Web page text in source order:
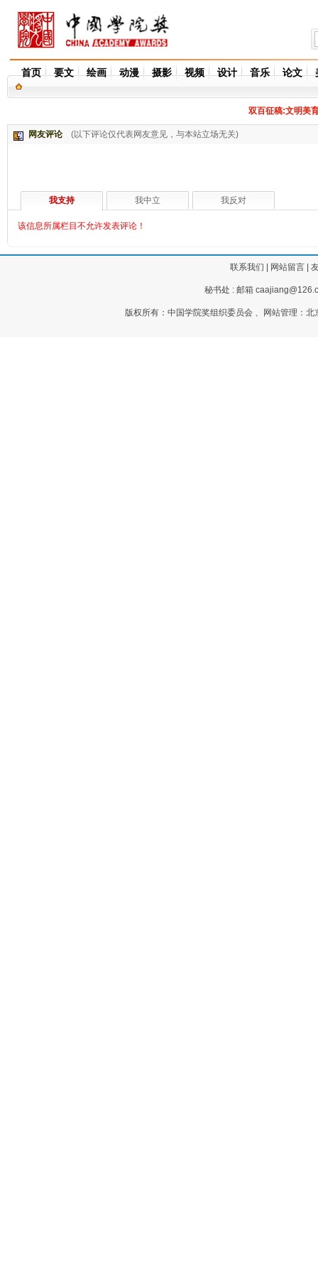
首页 要文 绘画 动漫 摄影 视频 设计 音乐 论文
双百征稿:文明美
网友评论 (以下评论仅代表网友意见，与本站立场无关)
我支持 我中立 我反对
该信息所属栏目不允许发表评论！
联系我们 网站留言|
秘书处 : 邮箱
版权所有：中国学院奖组织委员会 、网站管理：